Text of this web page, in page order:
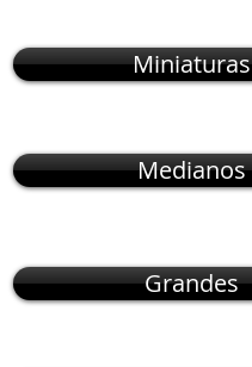
Miniaturas
Medianos
Grandes